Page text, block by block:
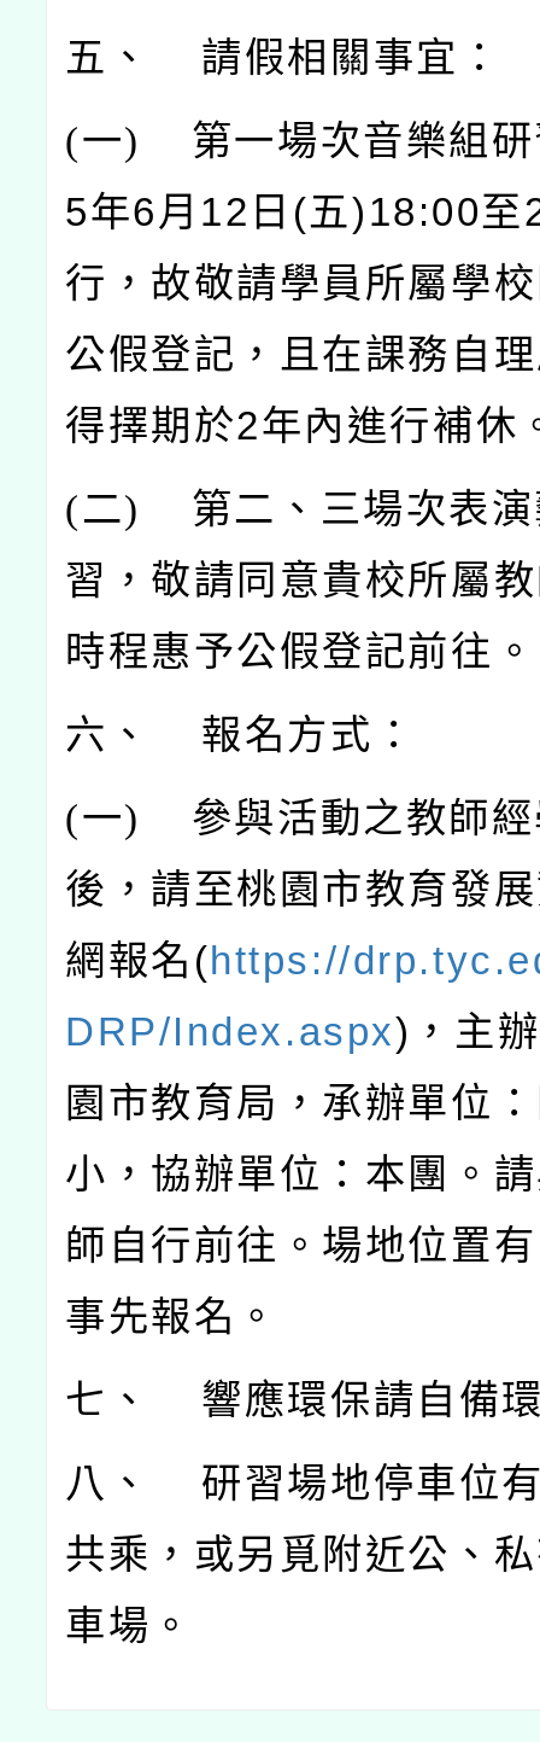
五、 請假相關事宜：
(一) 第一場次音樂組
5年6月12日(五)18:00至
行，故敬請學員所屬學
公假登記，且在課務自
得擇期於2年內進行補休
(二) 第二、三場次表
習，敬請同意貴校所屬
時程惠予公假登記前往。
六、 報名方式：
(一) 參與活動之教師
後，請至桃園市教育發
網報名(https://
DRP/Index.aspx)，主
園市教育局，承辦單位
小，協辦單位：本團。
師自行前往。場地位置
事先報名。
七、 響應環保請自備
八、 研習場地停車位
共乘，或另覓附近公、
車場。